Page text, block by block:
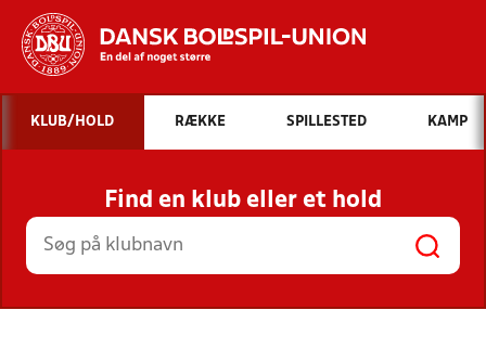
Hvad vil du søge efter?
INDHOLD OG NYHEDER
STILLINGER, RESULTATER, KLUBBER OG
HOLD
KLUB/HOLD RÆKKE SPILLESTED KAMP
Find en klub eller et hold